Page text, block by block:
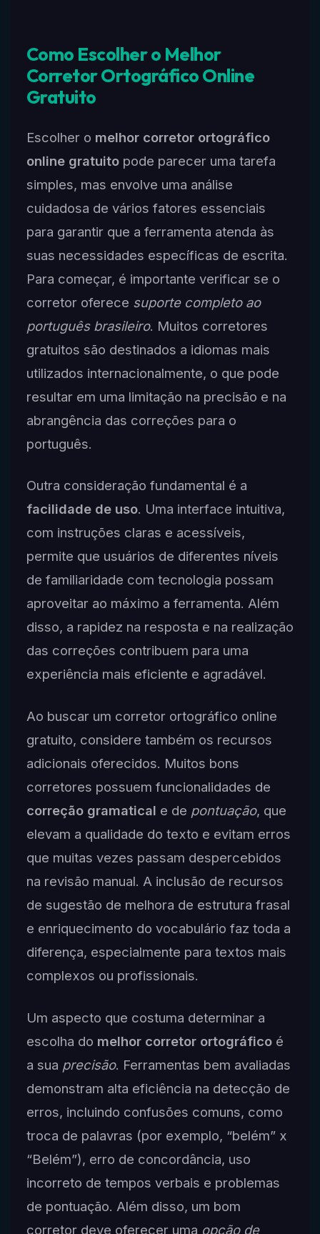
Como Escolher o Melhor
Corretor Ortográfico Online
Gratuito
Escolher o melhor corretor ortográfico
online gratuitopode parecer uma tarefa
simples, mas envolve uma análise
cuidadosa de vários fatores essenciais
para garantir que a ferramenta atenda às
suas necessidades específicas de escrita.
Para começar, é importante verificar se o
corretor oferece suporte completo ao
português brasileiro. Muitos corretores
gratuitos são destinados a idiomas mais
utilizados internacionalmente, o que pode
resultar em uma limitação na precisão e na
abrangência das correções para o
português.
Outra consideração fundamental é a
facilidade de uso. Uma interface intuitiva,
com instruções claras e acessíveis,
permite que usuários de diferentes níveis
de familiaridade com tecnologia possam
aproveitar ao máximo a ferramenta. Além
disso, a rapidez na resposta e na realização
das correções contribuem para uma
experiência mais eficiente e agradável.
Ao buscar um corretor ortográfico online
gratuito, considere também os recursos
adicionais oferecidos. Muitos bons
corretores possuem funcionalidades de
correção gramatical e de pontuação, que
elevam a qualidade do texto e evitam erros
que muitas vezes passam despercebidos
na revisão manual. A inclusão de recursos
de sugestão de melhora de estrutura frasal
e enriquecimento do vocabulário faz toda a
diferença, especialmente para textos mais
complexos ou profissionais.
Um aspecto que costuma determinar a
escolha do melhor corretor ortográficoé
a sua precisão. Ferramentas bem avaliadas
demonstram alta eficiência na detecção de
erros, incluindo confusões comuns, como
troca de palavras (por exemplo, “belém” x
“Belém”), erro de concordância, uso
incorreto de tempos verbais e problemas
de pontuação. Além disso, um bom
corretor deve oferecer uma opção de